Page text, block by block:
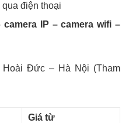
điện thoại
camera IP – camera wifi –
Hoài Đức – Hà Nội (Tham
Giá từ